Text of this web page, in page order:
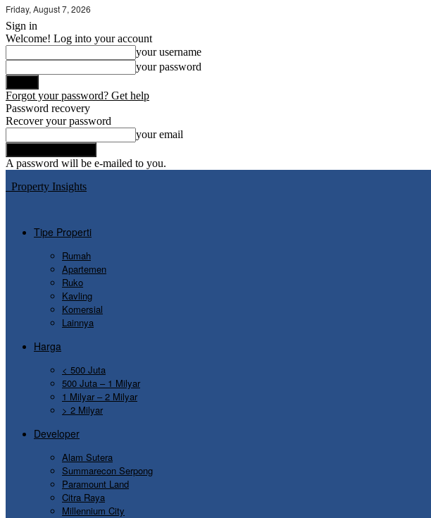
Friday, August 7, 2026
Sign in
Welcome! Log into your account
your username
your password
Forgot your password? Get help
Password recovery
Recover your password
your email
A password will be e-mailed to you.
Property Insights
Tipe Properti
Rumah
Apartemen
Ruko
Kavling
Komersial
Lainnya
Harga
< 500 Juta
500 Juta – 1 Milyar
1 Milyar – 2 Milyar
> 2 Milyar
Developer
Alam Sutera
Summarecon Serpong
Paramount Land
Citra Raya
Millennium City